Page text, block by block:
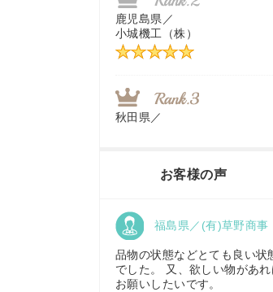
ガワ農機商会）
東京都／
株式会社マーケットエンター
ライズ
鹿児島県／
小城機工（株）
秋田県／
香川県／
農機リンクス
お客様の声
福島県／(有)草野商事
品物の状態などとても良い状
でした。 又、欲しい物があ
お願いしたいです。